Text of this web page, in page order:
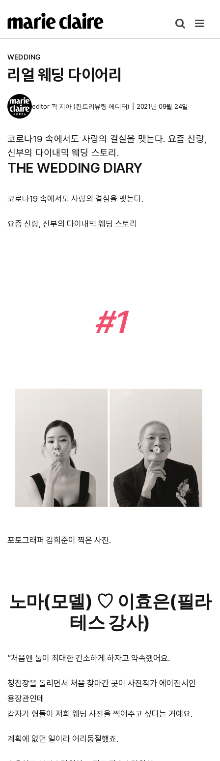
텐
WEDDING
리얼 웨딩 다이어리
editor 곽 지아 (컨트리뷰팅 에디터) 2021년 09월 24일
코로나19 속에서도 사랑의 결실을 맺는다. 요즘 신랑,
신부의 다이내믹 웨딩 스토리.
THE WEDDING DIARY
코로나19 속에서도 사랑의 결실을 맺는다.
요즘 신랑, 신부의 다이내믹 웨딩 스토리
#1
포토그래퍼 김희준이 찍은 사진.
노마(모델) ♡ 이효은(필라
테스 강사)
“처음엔 둘이 최대한 간소하게 하자고 약속했어요.
청첩장을 돌리면서 처음 찾아간 곳이 사진작가 에이전시인
용장관인데
갑자기 형들이 저희 웨딩 사진을 찍어주고 싶다는 거예요.
계획에 없던 일이라 어리둥절했죠.